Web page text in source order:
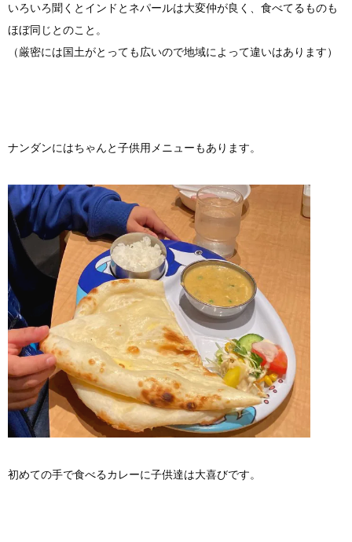
いろいろ聞くとインドとネパールは大変仲が良く、食べてるものも
ほぼ同じとのこと。
（厳密には国土がとっても広いので地域によって違いはあります）
ナンダンにはちゃんと子供用メニューもあります。
初めての手で食べるカレーに子供達は大喜びです。